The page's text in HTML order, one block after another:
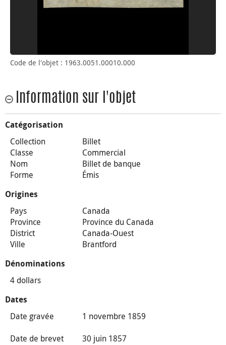
Code de l'objet : 1963.0051.00010.000
Information sur l'objet
Catégorisation
Collection
Billet
Classe
Commercial
Nom
Billet de banque
Forme
Émis
Origines
Pays
Canada
Province
Province du Canada
District
Canada-Ouest
Ville
Brantford
Dénominations
4 dollars
Dates
Date gravée
1 novembre 1859
Date de brevet
30 juin 1857